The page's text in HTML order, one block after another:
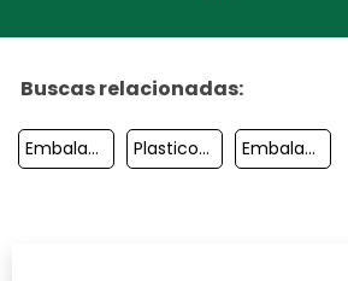
Buscas relacionadas:
Embalagem A Vacuo Domestica Plasticos Embalagem Embalagem A Vacuo Para Queijo